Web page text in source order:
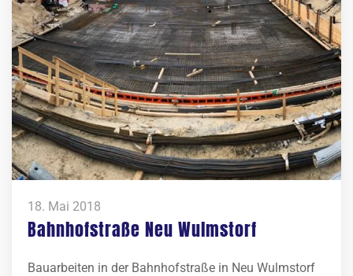
18. Mai 2018
Bahnhofstraße Neu Wulmstorf
Bauarbeiten in der Bahnhofstraße in Neu Wulmstorf